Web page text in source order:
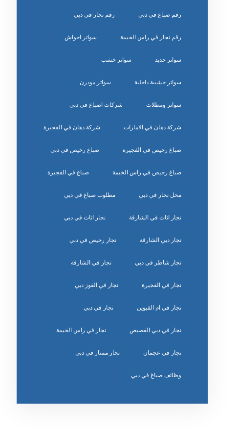
رقم صباغ في دبي رقم نجار في دبي
رقم نجار في راس الخيمة سواتر احواش
سواتر حديد سواتر خشب
سواتر خشبية داخلية سواتر مودرن
سواتر ومظلات شركات اصباغ في دبي
شركة دهان في الامارات شركة دهان في الفجيرة
صباغ رخيص في الفجيرة صباغ رخيص في دبي
صباغ رخيص في راس الخيمة صباغ في الفجيرة
محل نجار في دبي مطلوب صباغ في دبي
نجار اثاث في الشارقة نجار اثاث في دبي
نجار دبي الشارقة نجار رخيص في دبي
نجار شاطر في دبي نجار في الشارقة
نجار في الفجيرة نجار في القوز دبي
نجار في ام القيوين نجار في دبي
نجار في دبي القصيص نجار في راس الخيمة
نجار في عجمان نجار ممتاز في دبي
وظائف صباغ في دبي